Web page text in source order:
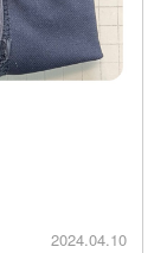
2024.04.10